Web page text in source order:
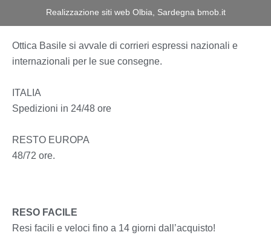
Realizzazione siti web Olbia, Sardegna bmob.it
Ottica Basile si avvale di corrieri espressi nazionali e
internazionali per le sue consegne.
ITALIA
Spedizioni in 24/48 ore
RESTO EUROPA
48/72 ore.
RESO FACILE
Resi facili e veloci fino a 14 giorni dall’acquisto!